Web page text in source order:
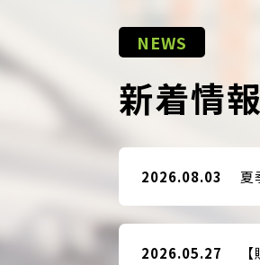
NEWS
新着情報
2026.08.03 夏
2026.05.27